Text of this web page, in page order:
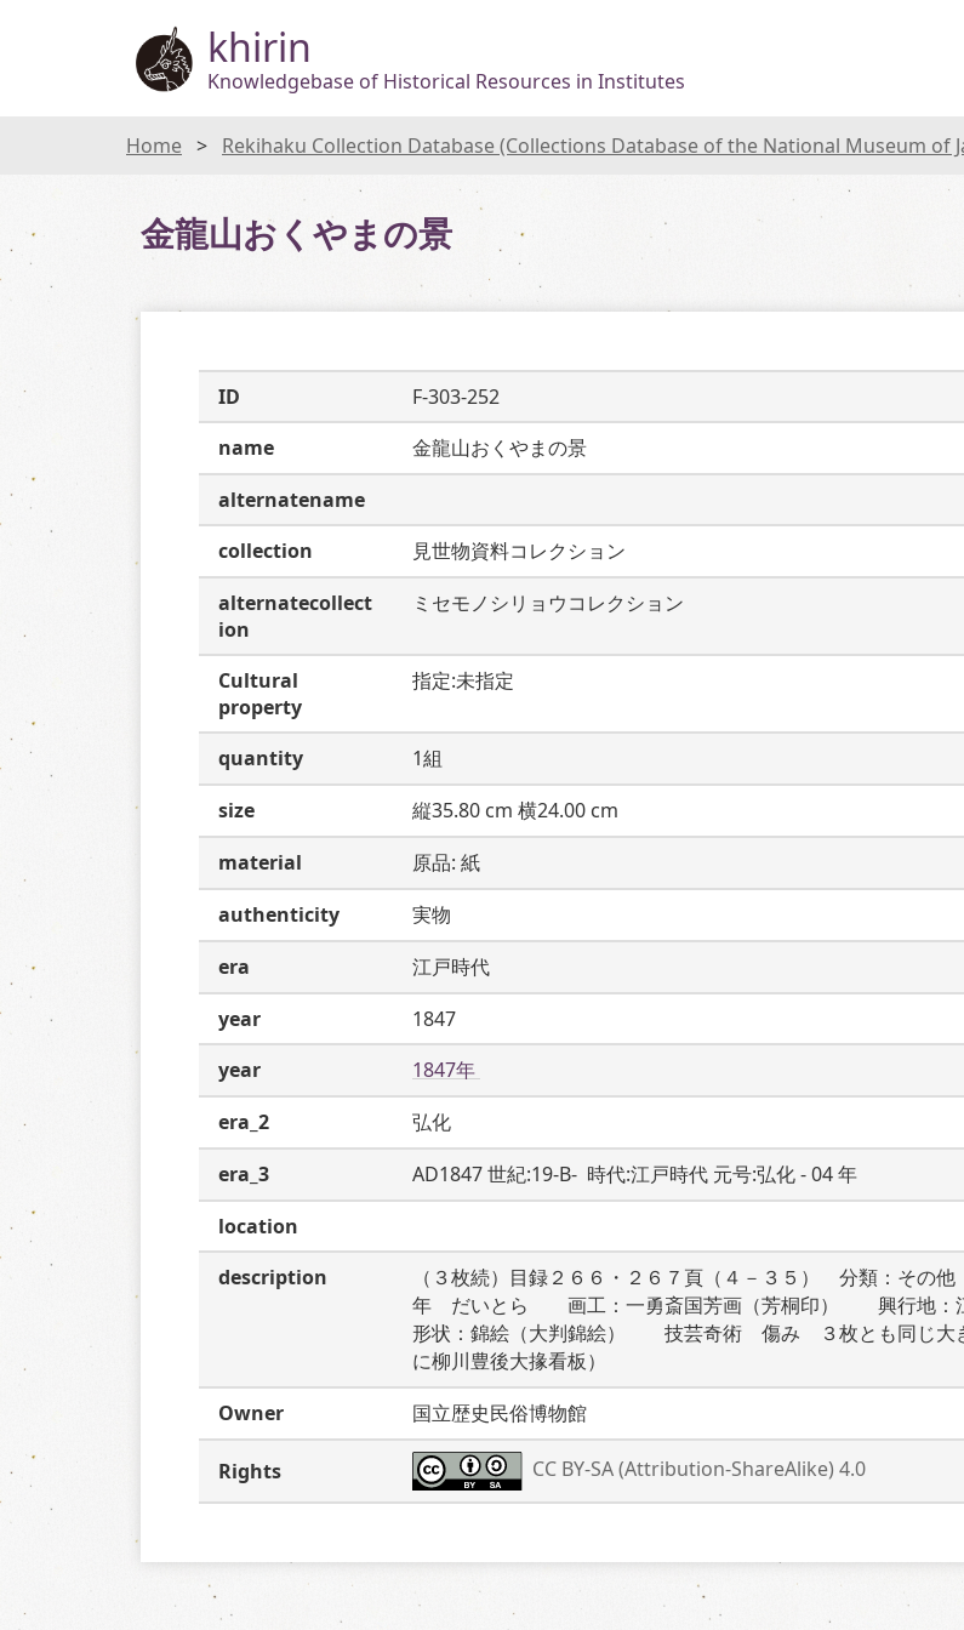
khirin
Knowledgebase of Historical Resources in Institutes
Home Rekihaku Collection Database (Collections Database of the National Museum of
金龍山おくやまの景
ID
F-303-252
name
金龍山おくやまの景
alternatename
collection
見世物資料コレクション
alternatecollect
ion
ミセモノシリョウコレクション
Cultural
property
指定:未指定
quantity
1組
size
縦35.80 cm 横24.00 cm
material
原品: 紙
authenticity
実物
era
江戸時代
year
1847
year
1847年
era_2
弘化
era_3
AD1847 世紀:19-B-  時代:江戸時代 元号:弘化 - 04 年
location
description
（３枚続）目録２６６・２６７頁（４－３５）　分類：その
年　だいとら　　画工：一勇斎国芳画（芳桐印）　　興行
形状：錦絵（大判錦絵）　　技芸奇術　傷み　３枚とも同じ
に柳川豊後大掾看板）
Owner
国立歴史民俗博物館
Rights CC BY-SA (Attribution-ShareAlike) 4.0